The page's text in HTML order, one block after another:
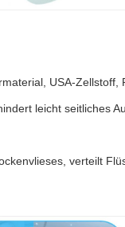
USA-Zellstoff,
leicht seitliches
verteilt